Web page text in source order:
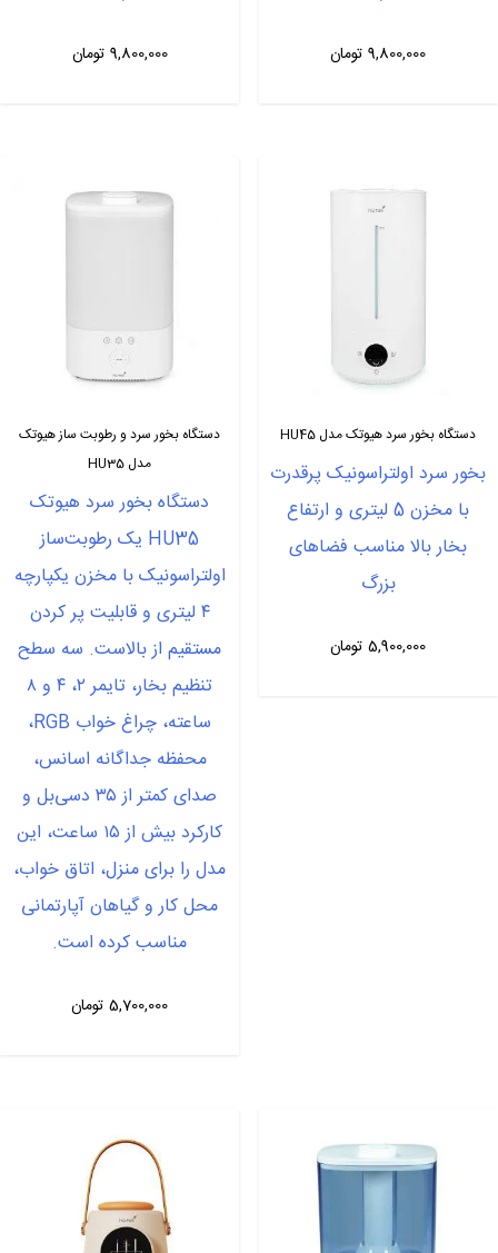
9,800,000 تومان 9,800,000 تومان
دستگاه بخور سرد هیوتک مدل HU45
بخور سرد اولتراسونیک پرقدرت
با مخزن 5 لیتری و ارتفاع
بخار بالا مناسب فضاهای
بزرگ
5,900,000 تومان
دستگاه بخور سرد و رطوبت ساز هیوتک
مدل HU35
دستگاه بخور سرد هیوتک
HU35 یک رطوبت‌ساز
اولتراسونیک با مخزن یکپارچه
۴ لیتری و قابلیت پر کردن
مستقیم از بالاست. سه سطح
تنظیم بخار، تایمر ۲، ۴ و ۸
ساعته، چراغ خواب RGB،
محفظه جداگانه اسانس،
صدای کمتر از ۳۵ دسی‌بل و
کارکرد بیش از ۱۵ ساعت، این
مدل را برای منزل، اتاق خواب،
محل کار و گیاهان آپارتمانی
مناسب کرده است.
5,700,000 تومان